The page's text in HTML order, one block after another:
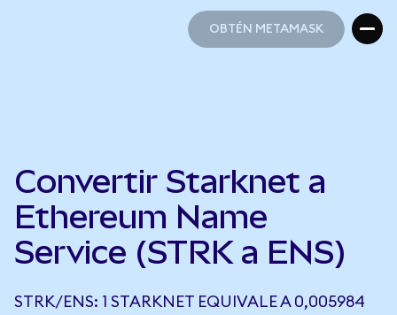
OBTÉN METAMASK
Convertir Starknet a
Ethereum Name
Service (STRK a ENS)
STRK/ENS: 1 STARKNET EQUIVALE A 0,005984